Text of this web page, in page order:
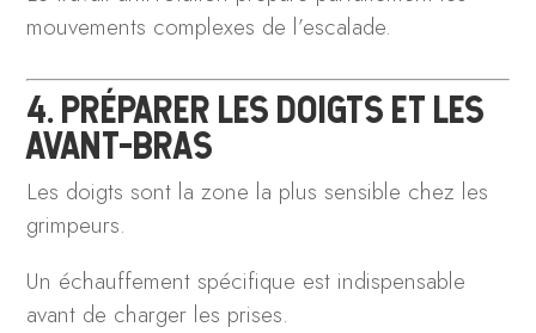
mouvements complexes de l’escalade.
4. PRÉPARER LES DOIGTS ET LES
AVANT-BRAS
Les doigts sont la zone la plus sensible chez les
grimpeurs.
Un échauffement spécifique est indispensable
avant de charger les prises.